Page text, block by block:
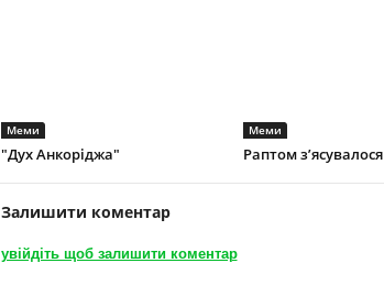
Меми
"Дух Анкоріджа"
Меми
Раптом з’ясувалося
Залишити коментар
увійдіть щоб залишити коментар